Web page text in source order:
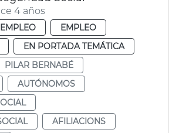
4 años
EMPLEO
EN PORTADA TEMÁTICA
PILAR BERNABÉ
AUTÓNOMOS
AFILIACIONS